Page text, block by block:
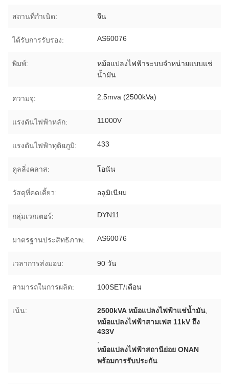
สถานที่กำเนิด: จีน
ได้รับการรับรอง: AS60076
พิมพ์:
หม้อแปลงไฟฟ้าระบบจำหน่ายแบบแช่
น้ำมัน
ความจุ: 2.5mva (2500kVa)
แรงดันไฟฟ้าหลัก: 11000V
แรงดันไฟฟ้าทุติยภูมิ: 433
คูลลิ่งคลาส: โอนัน
วัสดุที่คดเคี้ยว: อลูมิเนียม
กลุ่มเวกเตอร์: DYN11
มาตรฐานประสิทธิภาพ: AS60076
เวลาการส่งมอบ: 90 วัน
สามารถในการผลิต: 100SET/เดือน
เน้น: 2500kVA หม้อแปลงไฟฟ้าแช่น้ำมัน
หม้อแปลงไฟฟ้าสามเฟส 11kV ถึง
433V
หม้อแปลงไฟฟ้าสถานีย่อย ONAN
พร้อมการรับประกัน